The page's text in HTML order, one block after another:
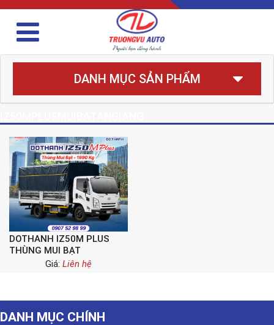
DANH MỤC SẢN PHẨM
DOTHANH IZ50M PLUS
THÙNG MUI BẠT
Giá: Liên hệ
DANH MỤC CHÍNH